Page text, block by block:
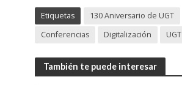
Etiquetas
130 Aniversario de UGT
Conferencias
Digitalización UGT
También te puede interesar